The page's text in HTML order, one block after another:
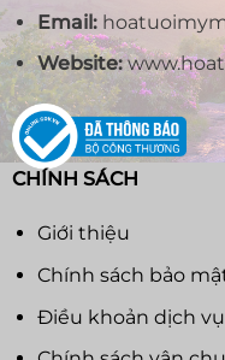
Email:
Website:
CHÍNH SÁCH
Giới thiệu
Chính sách bảo
Điều khoản dịch vụ